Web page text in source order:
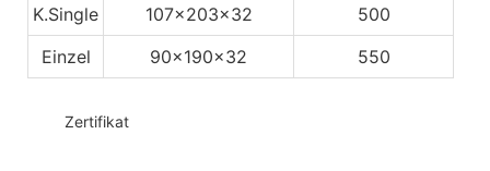
K.Single
107x203x32
500
Einzel
90x190x32 550
Zertifikat